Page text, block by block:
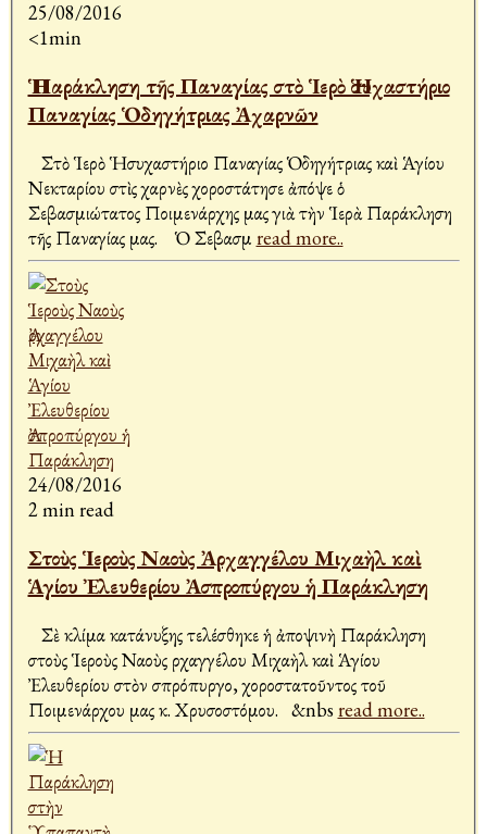
25/08/2016
<1min
Ἡ Παράκληση τῆς Παναγίας στὸ Ἱερὸ Ἡσυχαστήριο
Παναγίας Ὁδηγήτριας Ἀχαρνῶν
Στὸ Ἱερὸ Ἡσυχαστήριο Παναγίας Ὁδηγήτριας καὶ Ἁγίου
Νεκταρίου στὶς Ἀχαρνὲς χοροστάτησε ἀπόψε ὁ
Σεβασμιώτατος Ποιμενάρχης μας γιὰ τὴν Ἱερὰ Παράκληση
τῆς Παναγίας μας. Ὁ Σεβασμ read more..
24/08/2016
2 min read
Στοὺς Ἱεροὺς Ναοὺς Ἀρχαγγέλου Μιχαὴλ καὶ
Ἁγίου Ἐλευθερίου Ἀσπροπύργου ἡ Παράκληση
Σὲ κλίμα κατάνυξης τελέσθηκε ἡ ἀποψινὴ Παράκληση
στοὺς Ἱεροὺς Ναοὺς Ἀρχαγγέλου Μιχαὴλ καὶ Ἁγίου
Ἐλευθερίου στὸν Ἀσπρόπυργο, χοροστατοῦντος τοῦ
Ποιμενάρχου μας κ. Χρυσοστόμου. &nbs read more..